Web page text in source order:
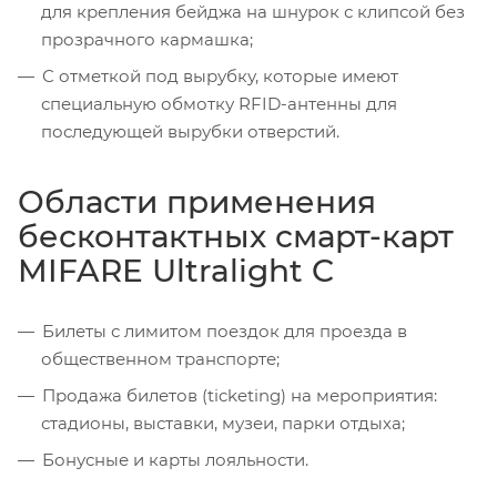
для крепления бейджа на шнурок с клипсой без
прозрачного кармашка;
С отметкой под вырубку, которые имеют
специальную обмотку RFID-антенны для
последующей вырубки отверстий.
Области применения
бесконтактных смарт-карт
MIFARE Ultralight C
Билеты с лимитом поездок для проезда в
общественном транспорте;
Продажа билетов (ticketing) на мероприятия:
стадионы, выставки, музеи, парки отдыха;
Бонусные и карты лояльности.